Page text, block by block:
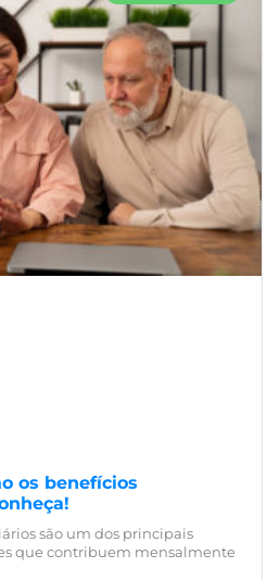
os benefícios
são um dos principais
que contribuem mensalmente